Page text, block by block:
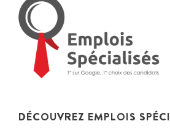
DÉCOUVREZ EMPLOIS